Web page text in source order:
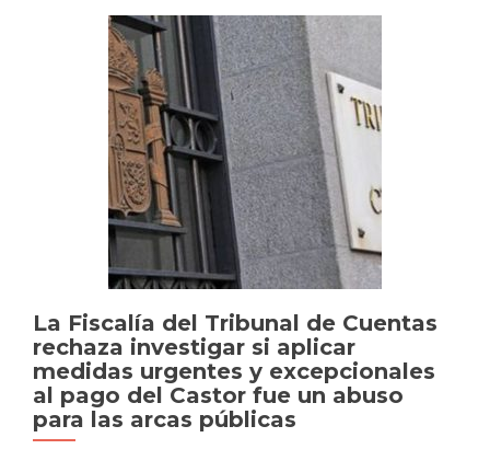
el
Consejo
de
Derechos
Humanos
de
la
ONU
La Fiscalía del Tribunal de Cuentas
rechaza investigar si aplicar
medidas urgentes y excepcionales
al pago del Castor fue un abuso
para las arcas públicas